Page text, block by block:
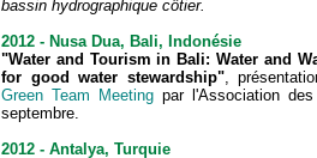
bassin hydrographique côtier.
2012 - Nusa Dua, Bali, Indonésie
"Water and Tourism in Bali: Water and
for good water stewardship",
Green Team Meeting par l'Association
septembre.
2012 - Antalya, Turquie